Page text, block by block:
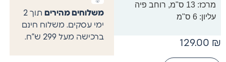
משלוחים מהירים
תוך 2
ימי עסקים. משלוח חינם
ברכישה מעל 299 ש”ח.
מרכז: 13 ס"מ, רוחב פיה
עליון: 6 ס"מ
129.00 ₪